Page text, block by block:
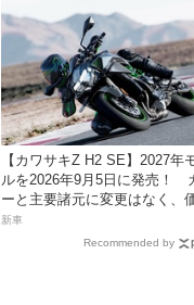
【カワサキZ H2 SE】2027年
ルを2026年9月5日に発売！
ーと主要諸元に変更はなく、
は据え置きの247万5000円！
新車
Recommended by